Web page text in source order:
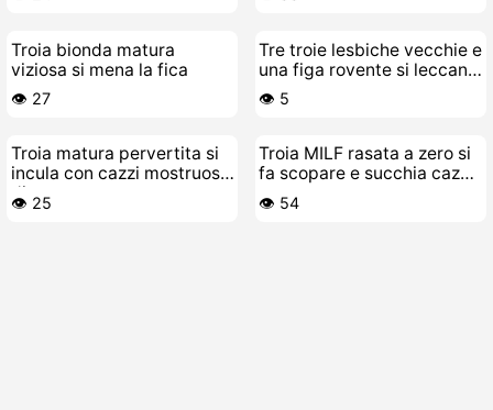
Troia bionda matura
viziosa si mena la fica
👁️ 27
Tre troie lesbiche vecchie e
una figa rovente si leccano
e scopano
👁️ 5
Troia matura pervertita si
incula con cazzi mostruosi
di gomma
👁️ 25
Troia MILF rasata a zero si
fa scopare e succhia cazzo
come una porca
👁️ 54